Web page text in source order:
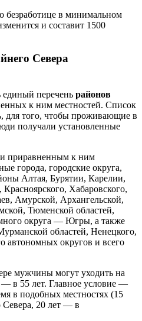
безработице в минимальном
и составит 1500
Севера
единый перечень районов
к ним местностей. Список
для того, чтобы проживающие в
получали установленные
приравненным к ним
города, городские округа,
Алтая, Бурятии, Карелии,
Хабаровского,
Амурской, Архангельской,
Тюменской областей,
округа — Югры, а также
областей, Ненецкого,
автономных округов и всего
мужчины могут уходить на
в 55 лет. Главное условие —
в подобных местностях (15
20 лет — в